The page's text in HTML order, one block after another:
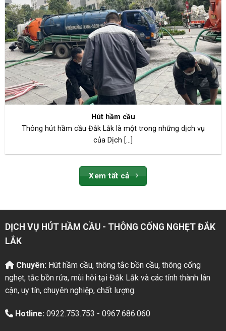
Hút hầm cầu
Thông hút hầm cầu Đắk Lắk là một trong những dịch vụ
của Dịch [...]
Xem tất cả
DỊCH VỤ HÚT HẦM CẦU - THÔNG CỐNG NGHẸT ĐẮK
LẮK
Chuyên: Hút hầm cầu, thông tắc bồn cầu, thông cống
nghẹt, tắc bồn rửa, mùi hôi tại Đắk Lắk và các tỉnh thành lân
cận, uy tín, chuyên nghiệp, chất lượng.
Hotline: 0922.753.753 - 0967.686.060